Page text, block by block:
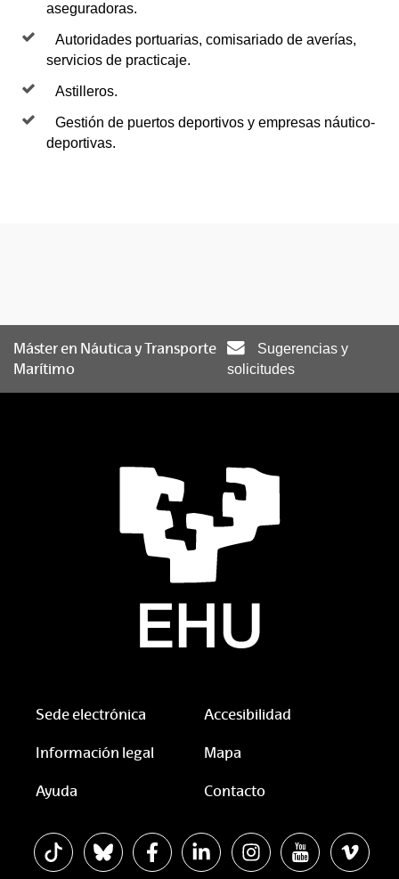
aseguradoras.
Autoridades portuarias, comisariado de averías,
servicios de practicaje.
Astilleros.
Gestión de puertos deportivos y empresas náutico-
deportivas.
Máster en Náutica y Transporte
Marítimo
Sugerencias y
solicitudes
Sede electrónica Accesibilidad
Información legal Mapa
Ayuda Contacto
La EHU en Tiktok
La EHU en Bluesky
La EHU en Facebook
La EHU en Linkedin
La EHU en Instagram
La EHU en
La